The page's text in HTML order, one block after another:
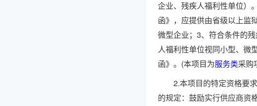
企业、残疾人福利性单位）
函》，应提供由省级以上监
微型企业；3、符合条件的
人福利性单位视同小型、微
函》。(本项目为服务类采购
2.本项目的特定资格要
的规定：鼓励实行供应商资